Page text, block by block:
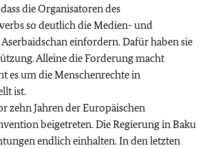
die Organisatoren des
so deutlich die Medien- und
einfordern. Dafür haben sie
Alleine die Forderung macht
es um die Menschenrechte in
ist.
zehn Jahren der Europäischen
beigetreten. Die Regierung in Baku
endlich einhalten. In den letzten